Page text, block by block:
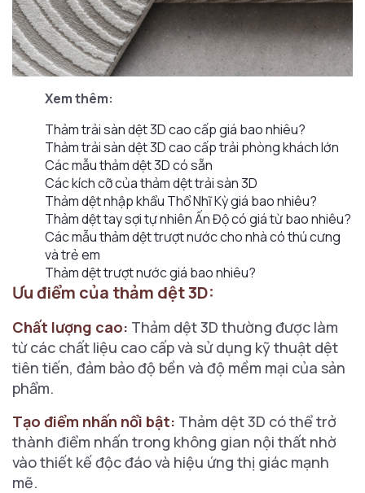
Xem thêm:
Thảm trải sàn dệt 3D cao cấp giá bao nhiêu?
Thảm trải sàn dệt 3D cao cấp trải phòng khách lớn
Các mẫu thảm dệt 3D có sẵn
Các kích cỡ của thảm dệt trải sàn 3D
Thảm dệt nhập khẩu Thổ Nhĩ Kỳ giá bao nhiêu?
Thảm dệt tay sợi tự nhiên Ấn Độ có giá từ bao nhiêu?
Các mẫu thảm dệt trượt nước cho nhà có thú cưng
và trẻ em
Thảm dệt trượt nước giá bao nhiêu?
Ưu điểm của thảm dệt 3D:
Chất lượng cao: Thảm dệt 3D thường được làm
từ các chất liệu cao cấp và sử dụng kỹ thuật dệt
tiên tiến, đảm bảo độ bền và độ mềm mại của sản
phẩm.
Tạo điểm nhấn nổi bật: Thảm dệt 3D có thể trở
thành điểm nhấn trong không gian nội thất nhờ
vào thiết kế độc đáo và hiệu ứng thị giác mạnh
mẽ.